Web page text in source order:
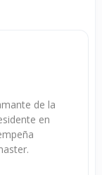
de la
en